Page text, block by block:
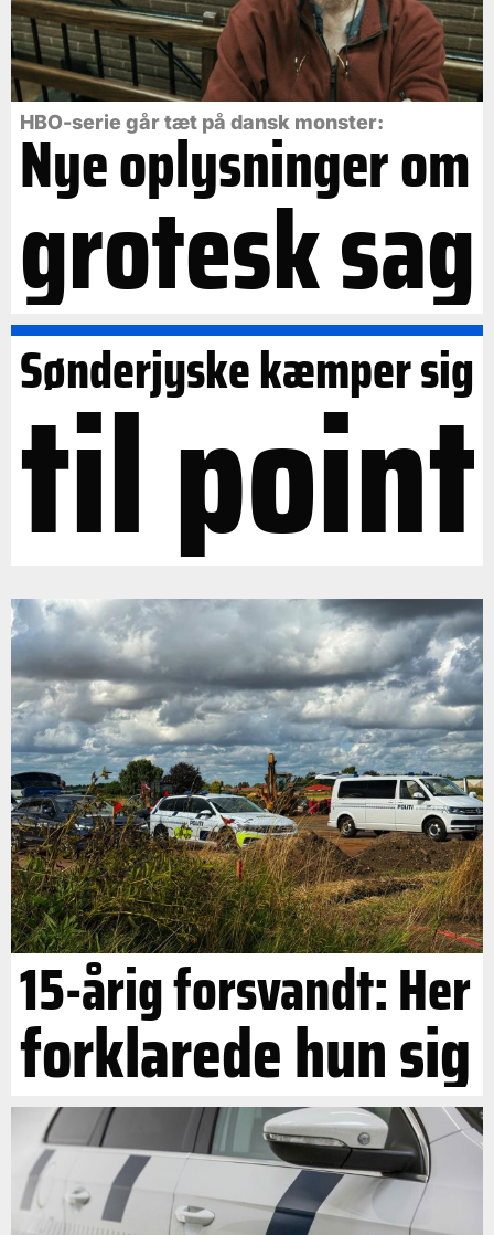
HBO-serie går tæt på dansk monster:
Nye oplysninger om
grotesk sag
Sønderjyske kæmper sig
til point
15-årig forsvandt: Her
forklarede hun sig